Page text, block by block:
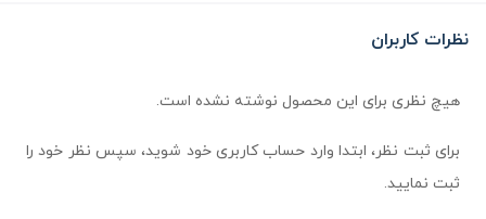
نظرات کاربران
هیچ نظری برای این محصول نوشته نشده است.
برای ثبت نظر، ابتدا وارد حساب کاربری خود شوید، سپس نظر خود را
ثبت نمایید.